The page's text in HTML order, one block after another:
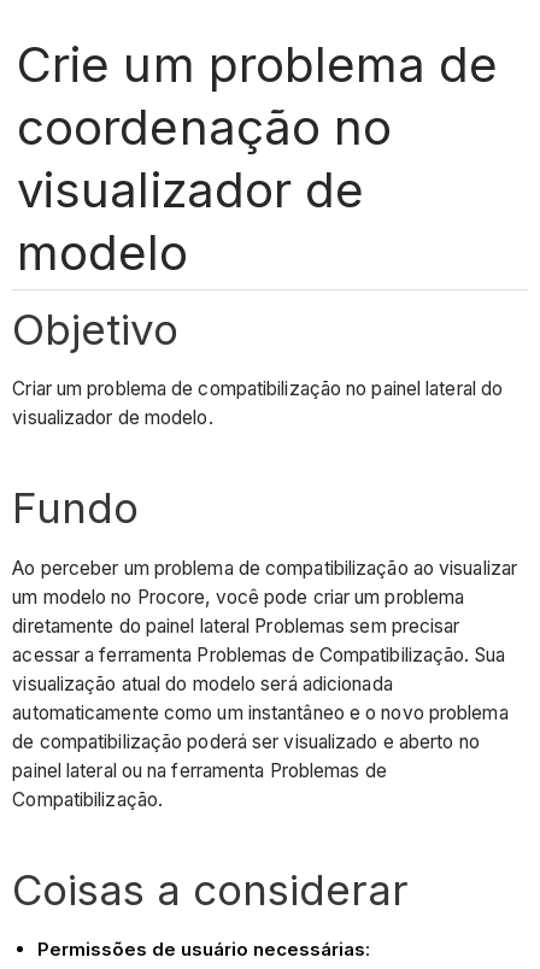
Crie um problema de
coordenação no
visualizador de
modelo
Objetivo
Criar um problema de compatibilização no painel lateral do
visualizador de modelo.
Fundo
Ao perceber um problema de compatibilização ao visualizar
um modelo no Procore, você pode criar um problema
diretamente do painel lateral Problemas sem precisar
acessar a ferramenta Problemas de Compatibilização. Sua
visualização atual do modelo será adicionada
automaticamente como um instantâneo e o novo problema
de compatibilização poderá ser visualizado e aberto no
painel lateral ou na ferramenta Problemas de
Compatibilização.
Coisas a considerar
Permissões de usuário necessárias: